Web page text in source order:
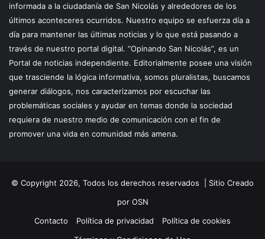
informada a la ciudadanía de San Nicolás y alrededores de los
últimos aconteceres ocurridos. Nuestro equipo se esfuerza día a
día para mantener las últimas noticias y lo que está pasando a
través de nuestro portal digital. “Opinando San Nicolás”, es un
Portal de noticias independiente. Editorialmente posee una visión
que trasciende la lógica informativa, somos pluralistas, buscamos
generar diálogos, nos caracterizamos por escuchar las
problemáticas sociales y ayudar en temas donde la sociedad
requiera de nuestro medio de comunicación con el fin de
promover una vida en comunidad más amena.
© Copyright 2026, Todos los derechos reservados | Sitio Creado
por OSN
Contacto
Política de privacidad
Política de cookies